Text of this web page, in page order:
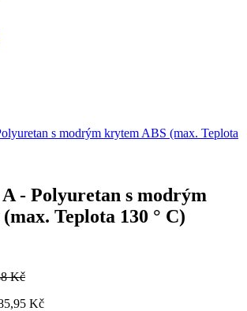
- Polyuretan s modrým
Teplota 130 ° C)
Kč
Kč